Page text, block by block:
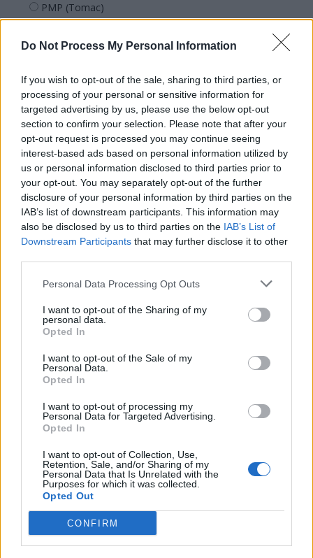
Do Not Process My Personal Information
If you wish to opt-out of the sale, sharing to third parties, or
processing of your personal or sensitive information for
targeted advertising by us, please use the below opt-out
section to confirm your selection. Please note that after your
opt-out request is processed you may continue seeing
interest-based ads based on personal information utilized by
us or personal information disclosed to third parties prior to
your opt-out. You may separately opt-out of the further
disclosure of your personal information by third parties on the
IAB’s list of downstream participants. This information may
also be disclosed by us to third parties on the IAB’s List of
Downstream Participants that may further disclose it to other
Personal Data Processing Opt Outs
I want to opt-out of the Sharing of my
personal data.
Opted In
I want to opt-out of the Sale of my
Personal Data.
Opted In
I want to opt-out of processing my
Personal Data for Targeted Advertising.
Opted In
I want to opt-out of Collection, Use,
Retention, Sale, and/or Sharing of my
Personal Data that Is Unrelated with the
Purposes for which it was collected.
Opted Out
CONFIRM
PMP (Tomac)
PNȚMM
SENS
SOS (Șoșoacă)
POT (Gavrilă)
PACE (Peia)
Acțiunea Conservatoare (Târziu)
PDF (Lazarus)
PUSL (D. Voiculescu)
PNȚCD (Pavelescu)
PNCR (Terheș)
Partidul Patrioților (Surugiu)
România pe Primul Loc (Ponta)
Arhiva sondajelor